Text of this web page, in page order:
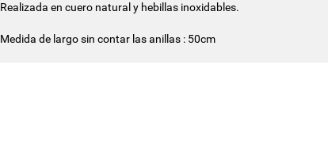
Realizada en cuero natural y hebillas inoxidables.
Medida de largo sin contar las anillas : 50cm